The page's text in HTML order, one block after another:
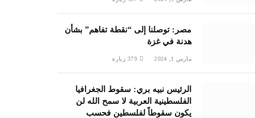
مصر: توصلنا إلى “نقطة تفاهم” بشأن
هدنة في غزة
مارس 1, 2024 379 زيارة
الرئيس نبيه بري: سقوط الجغرافيا
الفلسطينية العربية لا سمح الله لن
يكون سقوطاً لفلسطين فحسب